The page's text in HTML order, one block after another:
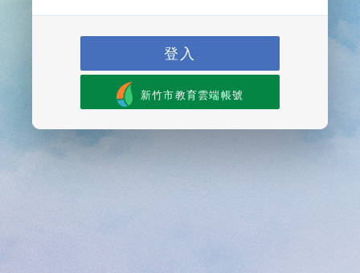
登入
新竹市教育雲端帳號